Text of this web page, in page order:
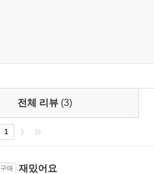
전체 리뷰 (3)
1
구매 재밌어요